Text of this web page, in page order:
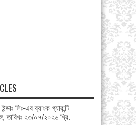
ইন্ডাঃ লিঃ-এর ব্যাংক গ্যারান্টি
তারিখঃ ২৩/০৭/২০২৬ খ্রি.